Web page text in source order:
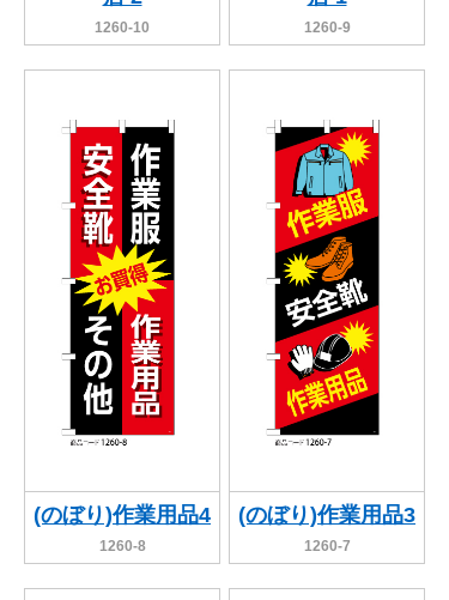
1260-10 1260-9
(のぼり)作業用品4
1260-8
(のぼり)作業用品3
1260-7